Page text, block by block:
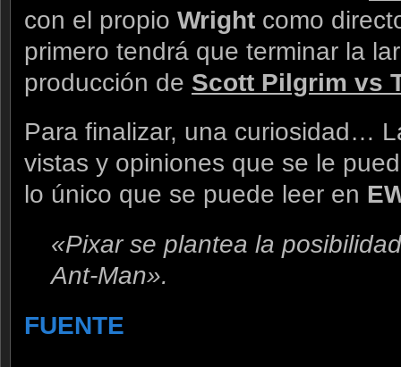
con el propio Wright como
primero tendrá que terminar la
producción de Scott Pilgrim vs
Para finalizar, una curiosidad…
vistas y opiniones que se le
lo único que se puede leer en
«Pixar se plantea la
Ant-Man».
FUENTE